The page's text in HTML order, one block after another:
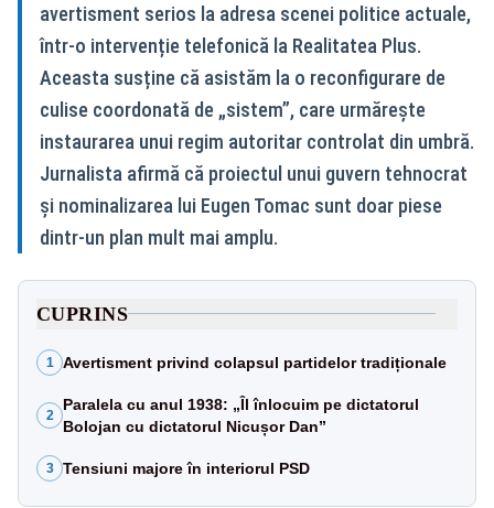
avertisment serios la adresa scenei politice actuale,
într-o intervenție telefonică la Realitatea Plus.
Aceasta susține că asistăm la o reconfigurare de
culise coordonată de „sistem”, care urmărește
instaurarea unui regim autoritar controlat din umbră.
Jurnalista afirmă că proiectul unui guvern tehnocrat
și nominalizarea lui Eugen Tomac sunt doar piese
dintr-un plan mult mai amplu.
CUPRINS
1 Avertisment privind colapsul partidelor tradiționale
2
Paralela cu anul 1938: „Îl înlocuim pe dictatorul
Bolojan cu dictatorul Nicușor Dan”
3 Tensiuni majore în interiorul PSD